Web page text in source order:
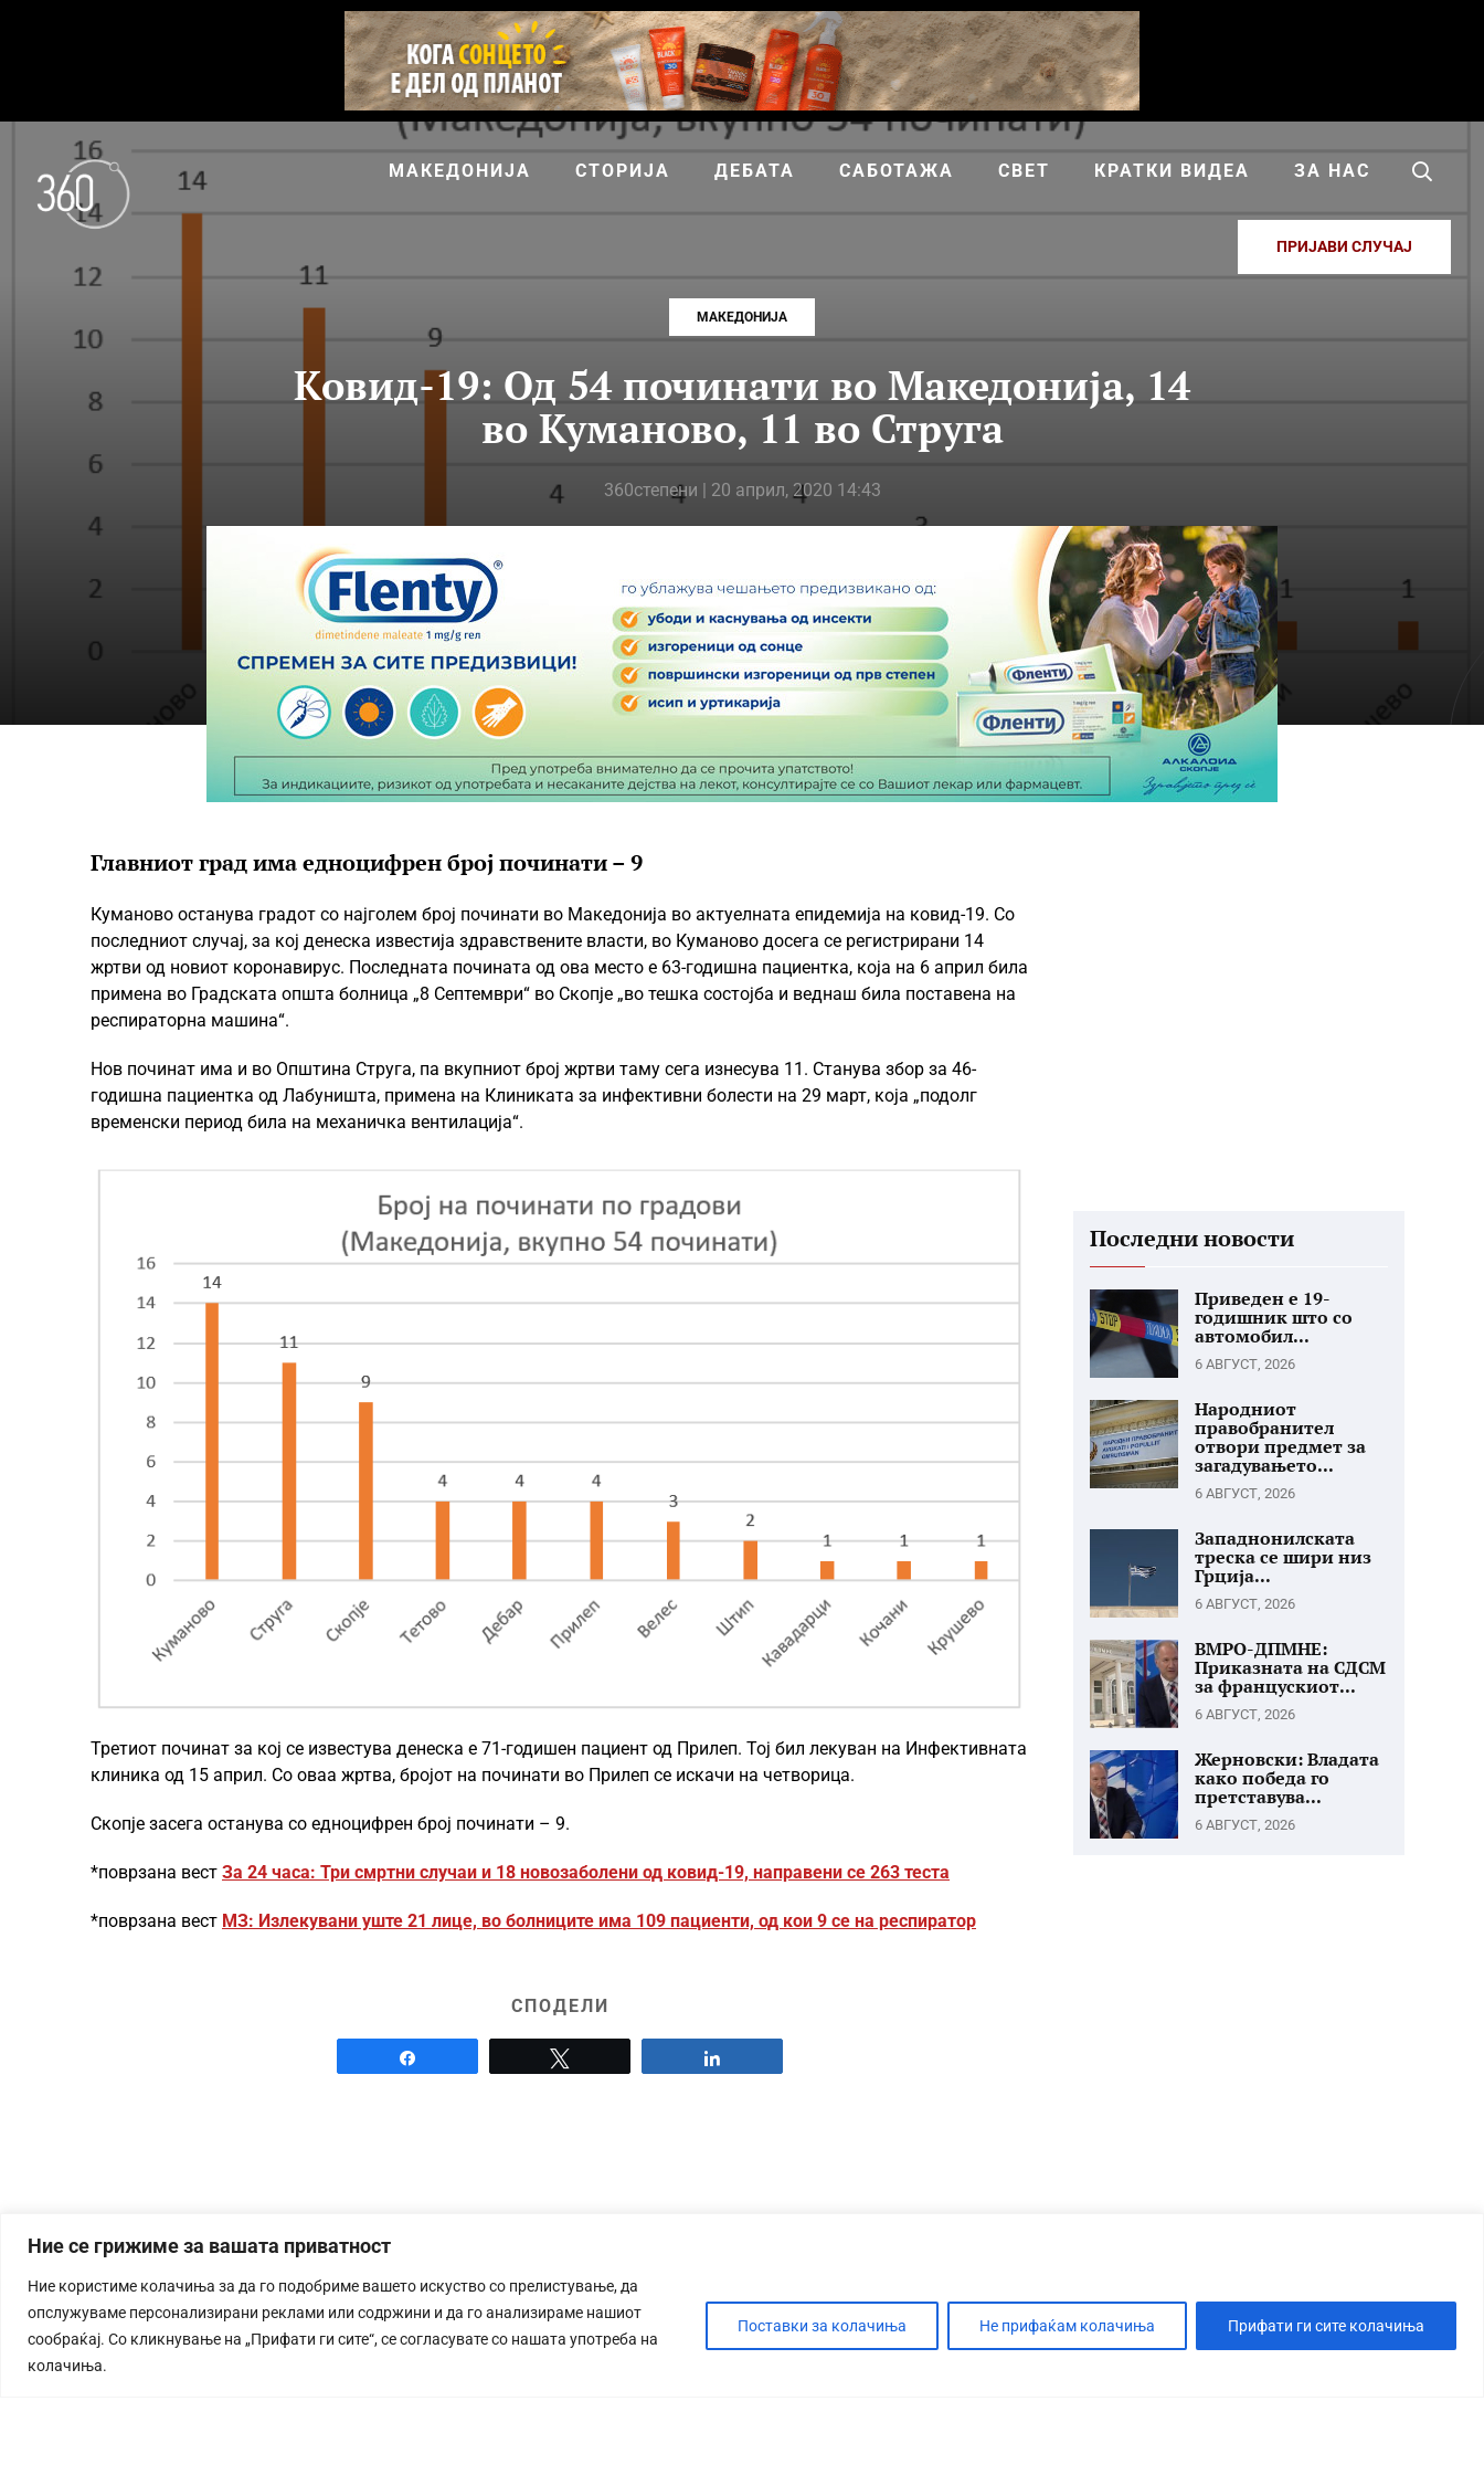
Ние се грижиме за вашата приватност
Ние користиме колачиња за да го подобриме вашето искуство со прелистување, да
опслужуваме персонализирани реклами или содржини и да го анализираме нашиот
сообраќај. Со кликнување на „Прифати ги сите“, се согласувате со нашата употреба на
колачиња.
Поставки за колачиња Не прифаќам колачиња Прифати ги сите колачиња
МАКЕДОНИЈА СТОРИЈА ДЕБАТА САБОТАЖА СВЕТ КРАТКИ ВИДЕА ЗА НАС
ПРИЈАВИ СЛУЧАЈ
МАКЕДОНИЈА
Ковид-19: Од 54 починати во Македонија, 14
во Куманово, 11 во Струга
360степени | 20 април, 2020 14:43
Главниот град има едноцифрен број починати – 9
Куманово останува градот со најголем број починати во Македонија во актуелната епидемија на ковид-19. Со
последниот случај, за кој денеска известија здравствените власти, во Куманово досега се регистрирани 14
жртви од новиот коронавирус. Последната почината од ова место е 63-годишна пациентка, која на 6 април била
примена во Градската општа болница „8 Септември“ во Скопје „во тешка состојба и веднаш била поставена на
респираторна машина“.
Нов починат има и во Општина Струга, па вкупниот број жртви таму сега изнесува 11. Станува збор за 46-
годишна пациентка од Лабуништа, примена на Клиниката за инфективни болести на 29 март, која „подолг
временски период била на механичка вентилација“.
Третиот починат за кој се известува денеска е 71-годишен пациент од Прилеп. Тој бил лекуван на Инфективната
клиника од 15 април. Со оваа жртва, бројот на починати во Прилеп се искачи на четворица.
Скопје засега останува со едноцифрен број починати – 9.
*поврзана вест За 24 часа: Три смртни случаи и 18 новозаболени од ковид-19, направени се 263 теста
*поврзана вест МЗ: Излекувани уште 21 лице, во болниците има 109 пациенти, од кои 9 се на респиратор
СПОДЕЛИ
Последни новости
Приведен е 19-
годишник што со
автомобил...
6 АВГУСТ, 2026
Народниот
правобранител
отвори предмет за
загадувањето...
6 АВГУСТ, 2026
Западнонилската
треска се шири низ
Грција...
6 АВГУСТ, 2026
ВМРО-ДПМНЕ:
Приказната на СДСМ
за францускиот...
6 АВГУСТ, 2026
Жерновски: Владата
како победа го
претставува...
6 АВГУСТ, 2026